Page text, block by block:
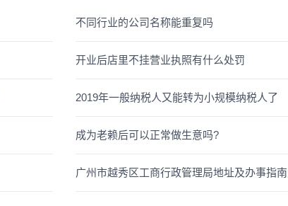
不同行业的公司名称能重复吗
开业后店里不挂营业执照有什么处罚
2019年一般纳税人又能转为小规模纳税人了
成为老赖后可以正常做生意吗?
广州市越秀区工商行政管理局地址及办事指